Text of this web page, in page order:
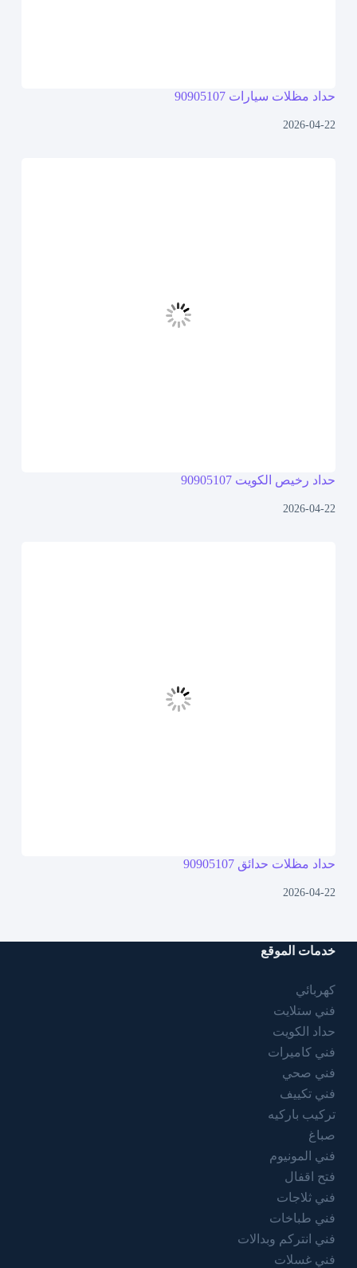
حداد مظلات سيارات 90905107
2026-04-22
حداد رخيص الكويت 90905107
2026-04-22
حداد مظلات حدائق 90905107
2026-04-22
خدمات الموقع
كهربائي
فني ستلايت
حداد الكويت
فني كاميرات
فني صحي
فني تكييف
تركيب باركيه
صباغ
فني المونيوم
فتح اقفال
فني ثلاجات
فني طباخات
فني انتركم وبدالات
فني غسلات